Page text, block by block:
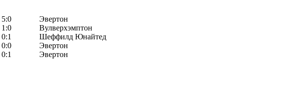
5:0
Эвертон
1:0
Вулверхэмптон
0:1
Шеффилд Юнайтед
0:0
Эвертон
0:1
Эвертон